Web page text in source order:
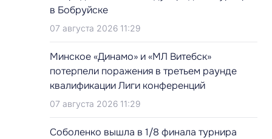
в Бобруйске
07 августа 2026 11:29
Минское «Динамо» и «МЛ Витебск»
потерпели поражения в третьем раунде
квалификации Лиги конференций
07 августа 2026 11:29
Соболенко вышла в 1/8 финала турнира